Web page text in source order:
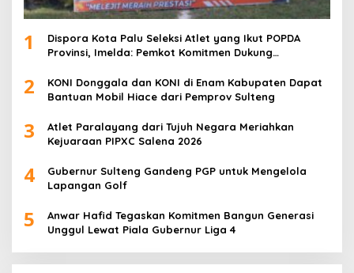
1
Dispora Kota Palu Seleksi Atlet yang Ikut POPDA
Provinsi, Imelda: Pemkot Komitmen Dukung
2
KONI Donggala dan KONI di Enam Kabupaten Dapat
Bantuan Mobil Hiace dari Pemprov Sulteng
3
Atlet Paralayang dari Tujuh Negara Meriahkan
Kejuaraan PIPXC Salena 2026
4
Gubernur Sulteng Gandeng PGP untuk Mengelola
Lapangan Golf
5
Anwar Hafid Tegaskan Komitmen Bangun Generasi
Unggul Lewat Piala Gubernur Liga 4